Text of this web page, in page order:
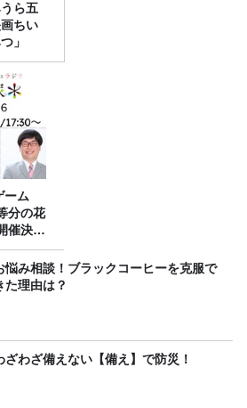
ら五
ちい
」
ーム
分の花
催決
悩み相談！ブラックコーヒーを克服で
た理由は？
ざわざ備えない【備え】で防災！